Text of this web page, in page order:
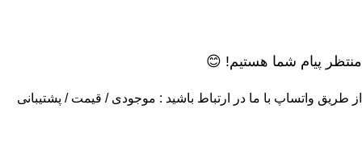
منتظر پیام شما هستیم! 😊
از طریق واتساپ با ما در ارتباط باشید : موجودی / قیمت / پشتیبانی